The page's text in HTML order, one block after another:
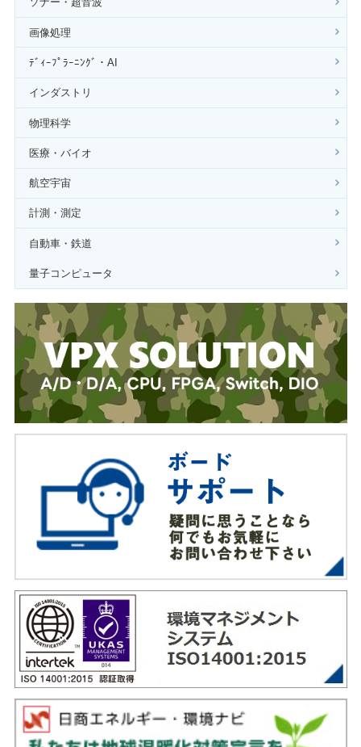
画像処理
ﾃﾞｨｰﾌﾟﾗｰﾆﾝｸﾞ・AI
インダストリ
物理科学
医療・バイオ
航空宇宙
計測・測定
自動車・鉄道
量子コンピュータ